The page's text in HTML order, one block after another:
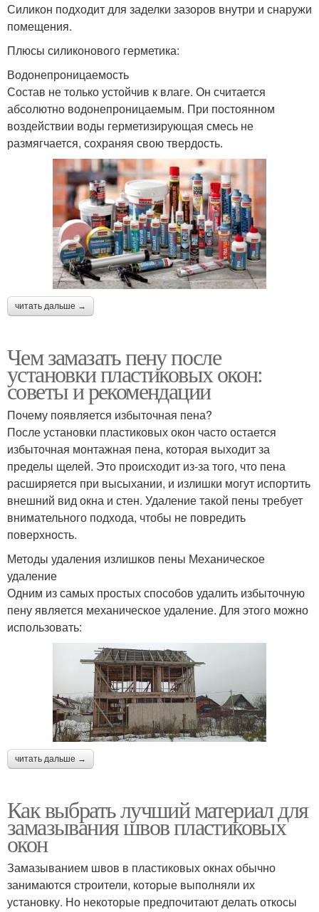
Силикон подходит для заделки зазоров внутри и снаружи
помещения.
Плюсы силиконового герметика:
Водонепроницаемость
Состав не только устойчив к влаге. Он считается
абсолютно водонепроницаемым. При постоянном
воздействии воды герметизирующая смесь не
размягчается, сохраняя свою твердость.
читать дальше →
Чем замазать пену после
установки пластиковых окон:
советы и рекомендации
Почему появляется избыточная пена?
После установки пластиковых окон часто остается
избыточная монтажная пена, которая выходит за
пределы щелей. Это происходит из-за того, что пена
расширяется при высыхании, и излишки могут испортить
внешний вид окна и стен. Удаление такой пены требует
внимательного подхода, чтобы не повредить
поверхность.
Методы удаления излишков пены Механическое
удаление
Одним из самых простых способов удалить избыточную
пену является механическое удаление. Для этого можно
использовать:
читать дальше →
Как выбрать лучший материал для
замазывания швов пластиковых
окон
Замазыванием швов в пластиковых окнах обычно
занимаются строители, которые выполняли их
установку. Но некоторые предпочитают делать откосы